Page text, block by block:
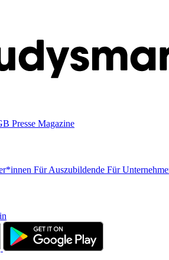
Presse Magazine
Für Auszubildende Für